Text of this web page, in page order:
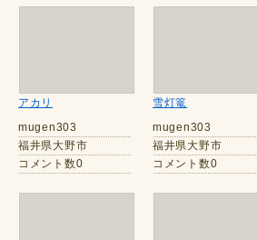
アカリ
mugen303
福井県大野市
コメント数0
雪灯篭
mugen303
福井県大野市
コメント数0